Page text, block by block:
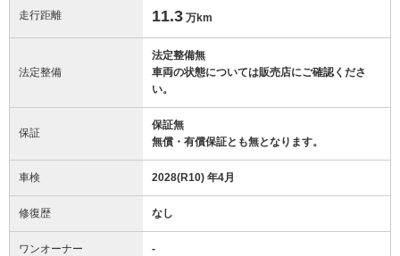
走行距離 11.3 万km
法定整備
法定整備無
車両の状態については販売店にご確認くださ
い。
保証
保証無
無償・有償保証とも無となります。
車検 2028(R10) 年4月
修復歴 なし
ワンオーナー -